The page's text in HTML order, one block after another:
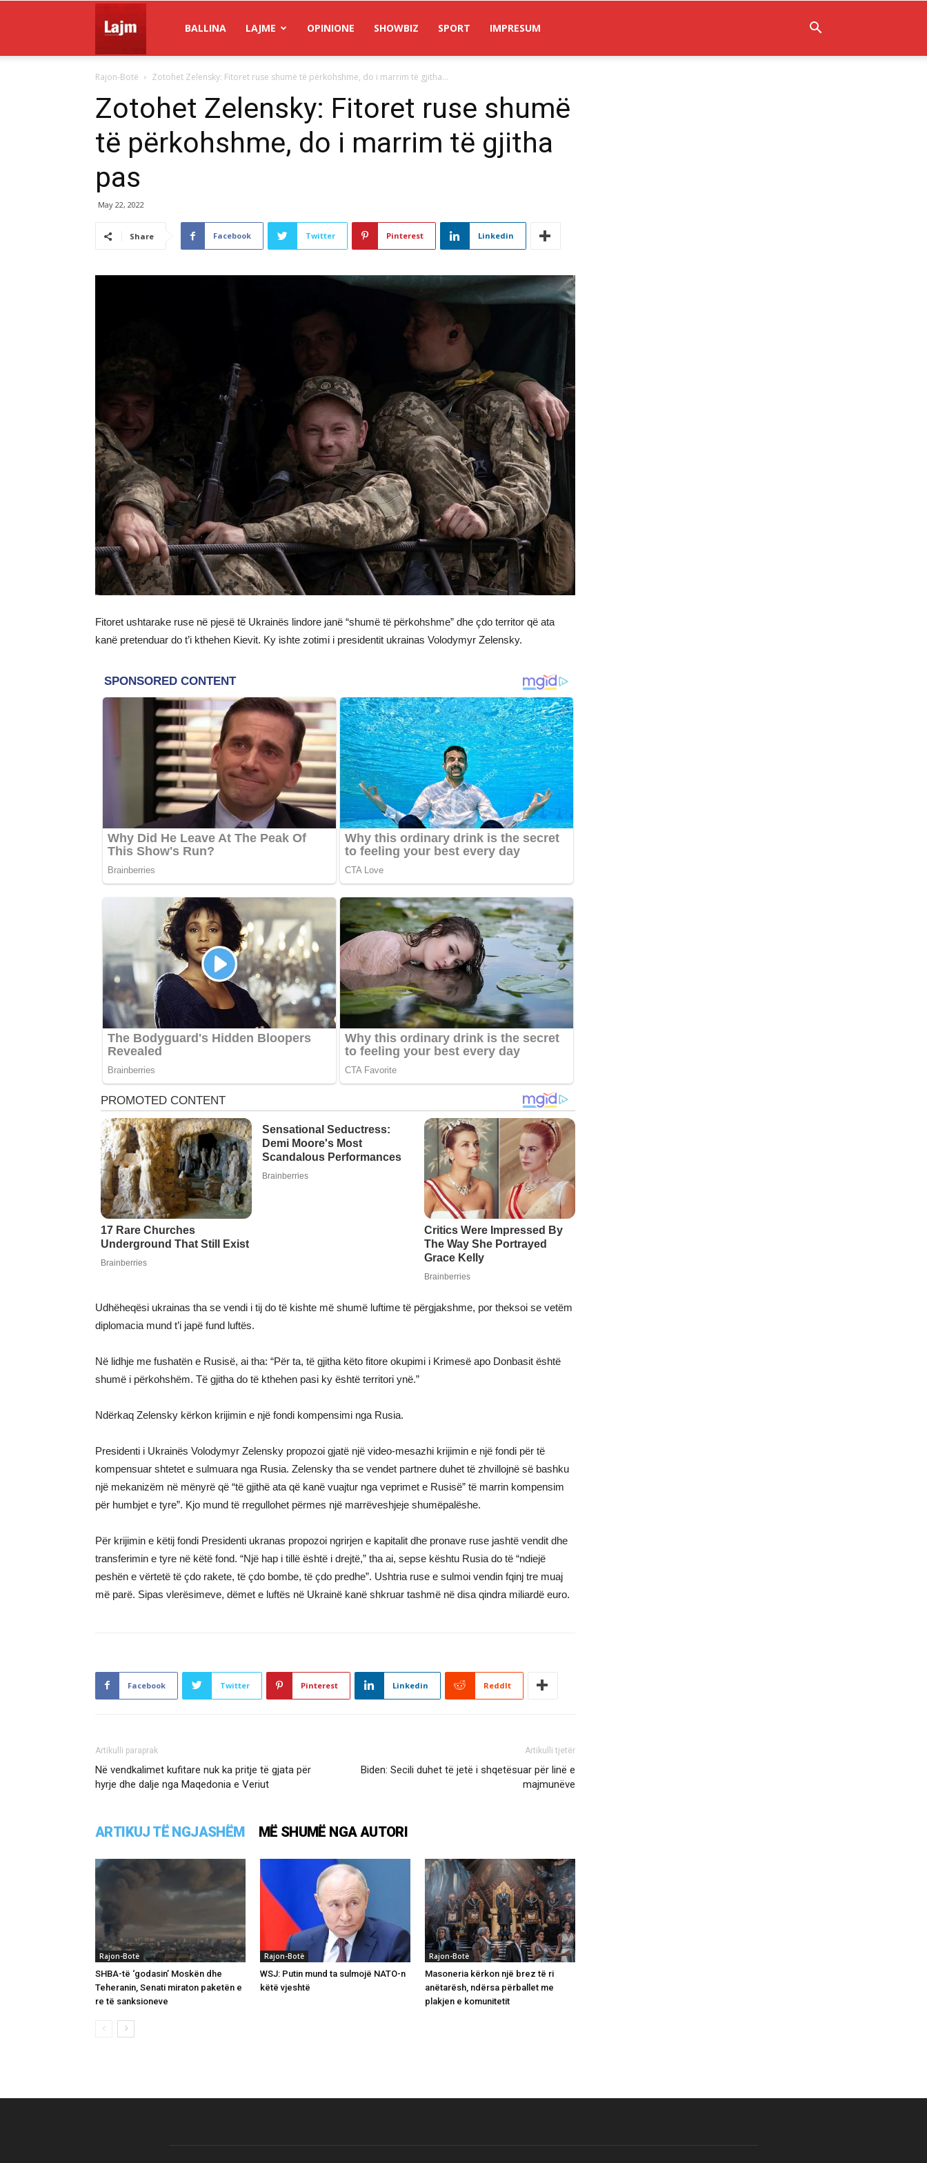
Lajm
BALLINA LAJME OPINIONE SHOWBIZ SPORT IMPRESUM
Rajon-Botë Zotohet Zelensky: Fitoret ruse shumë të përkohshme, do i marrim të gjitha...
Zotohet Zelensky: Fitoret ruse shumë
të përkohshme, do i marrim të gjitha
pas
May 22, 2022
Share Facebook Twitter Pinterest Linkedin
Fitoret ushtarake ruse në pjesë të Ukrainës lindore janë “shumë të përkohshme” dhe çdo territor që ata
kanë pretenduar do t’i kthehen Kievit. Ky ishte zotimi i presidentit ukrainas Volodymyr Zelensky.
Udhëheqësi ukrainas tha se vendi i tij do të kishte më shumë luftime të përgjakshme, por theksoi se vetëm
diplomacia mund t’i japë fund luftës.
Në lidhje me fushatën e Rusisë, ai tha: “Për ta, të gjitha këto fitore okupimi i Krimesë apo Donbasit është
shumë i përkohshëm. Të gjitha do të kthehen pasi ky është territori ynë.”
Ndërkaq Zelensky kërkon krijimin e një fondi kompensimi nga Rusia.
Presidenti i Ukrainës Volodymyr Zelensky propozoi gjatë një video-mesazhi krijimin e një fondi për të
kompensuar shtetet e sulmuara nga Rusia. Zelensky tha se vendet partnere duhet të zhvillojnë së bashku
një mekanizëm në mënyrë që “të gjithë ata që kanë vuajtur nga veprimet e Rusisë” të marrin kompensim
për humbjet e tyre”. Kjo mund të rregullohet përmes një marrëveshjeje shumëpalëshe.
Për krijimin e këtij fondi Presidenti ukranas propozoi ngrirjen e kapitalit dhe pronave ruse jashtë vendit dhe
transferimin e tyre në këtë fond. “Një hap i tillë është i drejtë,” tha ai, sepse kështu Rusia do të “ndiejë
peshën e vërtetë të çdo rakete, të çdo bombe, të çdo predhe”. Ushtria ruse e sulmoi vendin fqinj tre muaj
më parë. Sipas vlerësimeve, dëmet e luftës në Ukrainë kanë shkruar tashmë në disa qindra miliardë euro.
Facebook Twitter Pinterest Linkedin ReddIt
Artikulli paraprak
Në vendkalimet kufitare nuk ka pritje të gjata për
hyrje dhe dalje nga Maqedonia e Veriut
Artikulli tjetër
Biden: Secili duhet të jetë i shqetësuar për linë e
majmunëve
ARTIKUJ TË NGJASHËM MË SHUMË NGA AUTORI
Rajon-Botë
SHBA-të ‘godasin’ Moskën dhe
Teheranin, Senati miraton paketën e
re të sanksioneve
Rajon-Botë
WSJ: Putin mund ta sulmojë NATO-n
këtë vjeshtë
Rajon-Botë
Masoneria kërkon një brez të ri
anëtarësh, ndërsa përballet me
plakjen e komunitetit